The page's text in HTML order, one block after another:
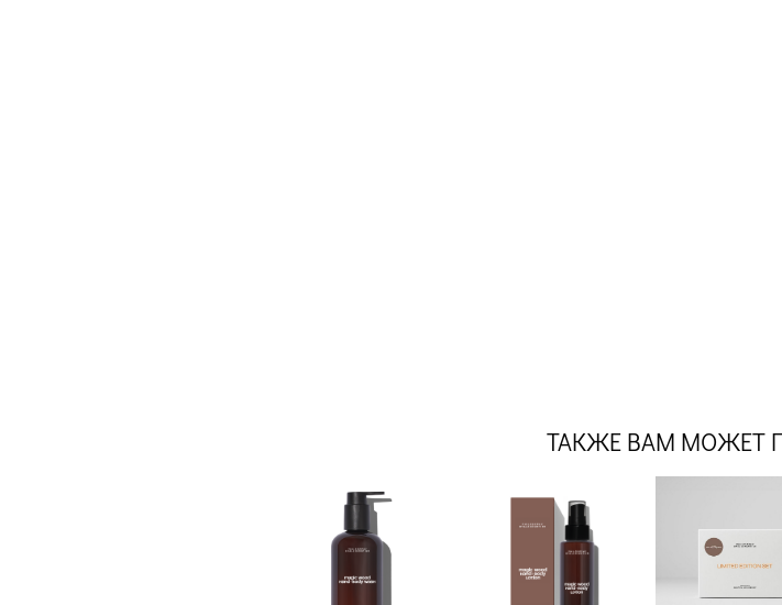
ТАКЖЕ ВАМ МОЖЕТ